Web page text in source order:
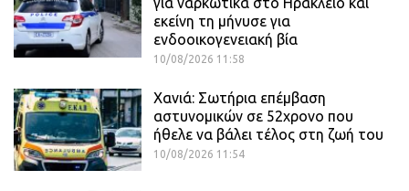
εκείνη τη μήνυσε για
ενδοοικογενειακή βία
10/08/2026 11:58
Χανιά: Σωτήρια επέμβαση
αστυνομικών σε 52χρονο που
ήθελε να βάλει τέλος στη ζωή του
10/08/2026 11:54